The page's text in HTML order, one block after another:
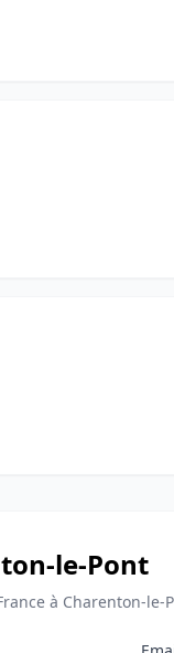
le-Pont
à Charenton-le-